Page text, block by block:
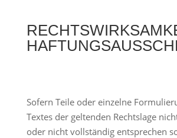
Sofern Teile oder einzelne
Textes der geltenden Rechtslage
oder nicht vollständig entsprechen